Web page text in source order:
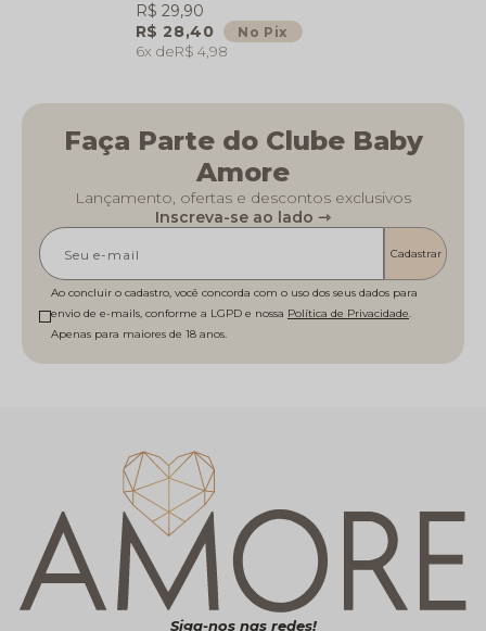
R$ 28,40 No Pix
R$ 29,90
6x R$ 4,98
Faça Parte do Clube Baby
Amore
Lançamento, ofertas e descontos exclusivos
Inscreva-se ao lado ⇾
Cadastrar
Ao concluir o cadastro, você concorda com o uso dos seus dados para
envio de e-mails, conforme a LGPD e nossa Política de Privacidade
Siga-nos nas redes!